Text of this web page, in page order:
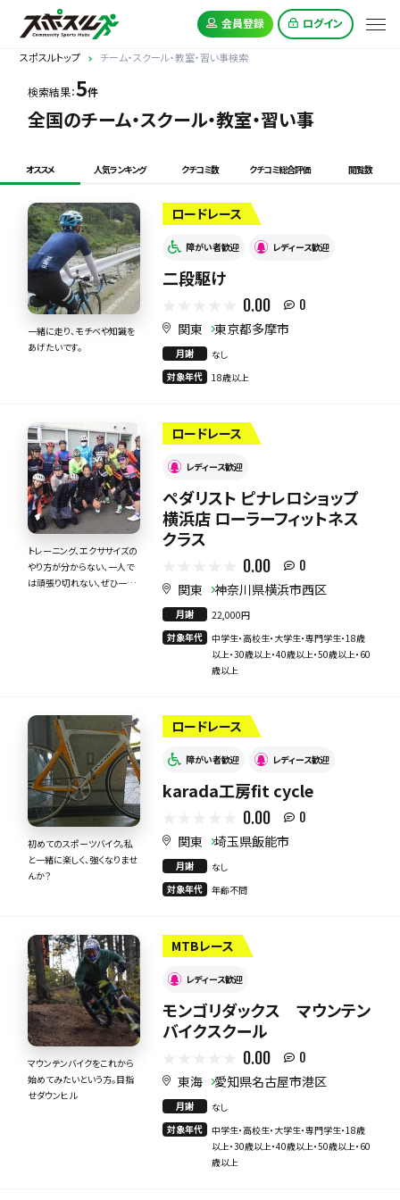
会員登録 ログイン
スポスルトップ チーム・スクール・教室・習い事検索
検索結果：5件
全国のチーム・スクール・教室・習い事
オススメ 人気ランキング クチコミ数 クチコミ総合評価 閲覧数
一緒に走り、モチベや知識を
あげたいです。
ロードレース
障がい者歓迎 レディース歓迎
二段駆け
0.00 0
関東 東京都多摩市
月謝
なし
対象年代
18歳以上
トレーニング、エクササイズの
やり方が分からない、一人で
は頑張り切れない、ぜひ一緒
ロードレース
レディース歓迎
ペダリスト ピナレロショップ
横浜店 ローラーフィットネス
クラス
0.00 0
関東 神奈川県横浜市西区
月謝
22,000円
対象年代
中学生・高校生・大学生・専門学生・18歳
以上・30歳以上・40歳以上・50歳以上・60
歳以上
初めてのスポーツバイク。私
と一緒に楽しく、強くなりませ
んか？
ロードレース
障がい者歓迎 レディース歓迎
karada工房fit cycle
0.00 0
関東 埼玉県飯能市
月謝
なし
対象年代
年齢不問
マウンテンバイクをこれから
始めてみたいという方。目指
せダウンヒル
MTBレース
レディース歓迎
モンゴリダックス マウンテン
バイクスクール
0.00 0
東海 愛知県名古屋市港区
月謝
なし
対象年代
中学生・高校生・大学生・専門学生・18歳
以上・30歳以上・40歳以上・50歳以上・60
歳以上